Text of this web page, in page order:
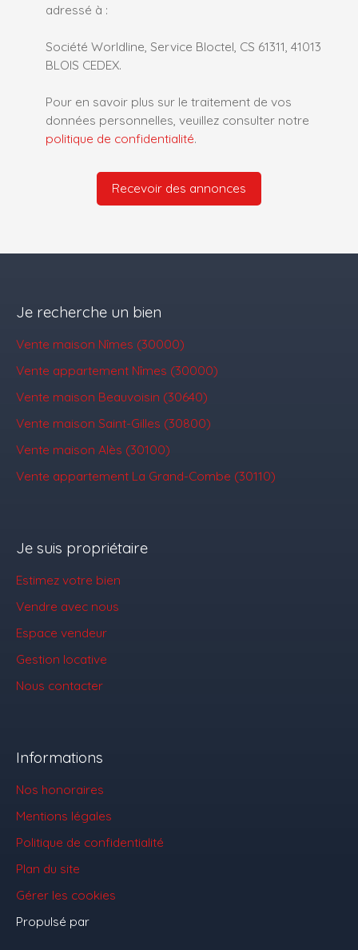
adressé à :
Société Worldline, Service Bloctel, CS 61311, 41013
BLOIS CEDEX.
Pour en savoir plus sur le traitement de vos
données personnelles, veuillez consulter notre
politique de confidentialité.
Recevoir des annonces
Je recherche un bien
Vente maison Nîmes (30000)
Vente appartement Nîmes (30000)
Vente maison Beauvoisin (30640)
Vente maison Saint-Gilles (30800)
Vente maison Alès (30100)
Vente appartement La Grand-Combe (30110)
Je suis propriétaire
Estimez votre bien
Vendre avec nous
Espace vendeur
Gestion locative
Nous contacter
Informations
Nos honoraires
Mentions légales
Politique de confidentialité
Plan du site
Gérer les cookies
Propulsé par